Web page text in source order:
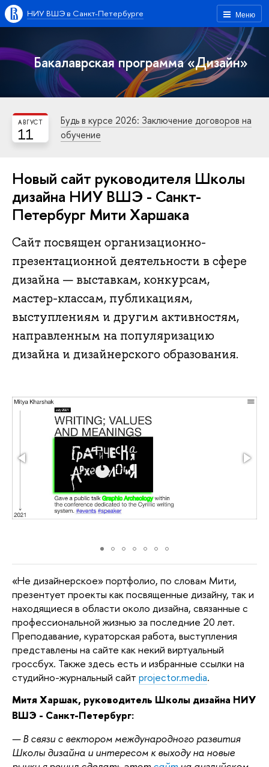
Меню
НИУ ВШЭ в Санкт-Петербурге
Бакалаврская программа «Дизайн»
11
АВГУСТ
Будь в курсе 2026: Заключение договоров на
обучение
Новый сайт руководителя Школы
дизайна НИУ ВШЭ - Санкт-
Петербург Мити Харшака
Сайт посвящен организационно-
презентационной деятельности в сфере
дизайна — выставкам, конкурсам,
мастер-классам, публикациям,
выступлениям и другим активностям,
направленным на популяризацию
дизайна и дизайнерского образования.
«Не дизайнерское» портфолио, по словам Мити,
презентует проекты как посвященные дизайну, так и
находящиеся в области около дизайна, связанные с
профессиональной жизнью за последние 20 лет.
Преподавание, кураторская работа, выступления
представлены на сайте как некий виртуальный
гроссбух. Также здесь есть и избранные ссылки на
студийно-журнальный сайт projector.media.
Митя Харшак, руководитель Школы дизайна НИУ
ВШЭ - Санкт-Петербург:
— В связи с вектором международного развития
Школы дизайна и интересом к выходу на новые